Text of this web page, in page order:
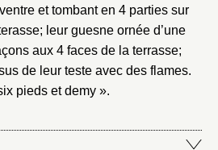
et tombant en 4 parties sur
leur guesne ornée d’une
aux 4 faces de la terrasse;
de leur teste avec des flames.
pieds et demy ».